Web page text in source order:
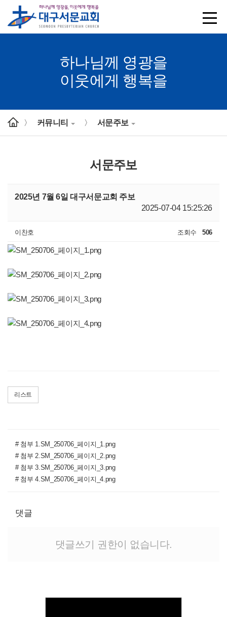
하나님께 영광을
이웃에게 행복을
> 커뮤니티 > 서문주보
서문주보
2025년 7월 6일 대구서문교회 주보
2025-07-04 15:25:26
이찬호 조회수 506
리스트
# 첨부 1.SM_250706_페이지_1.png
# 첨부 2.SM_250706_페이지_2.png
# 첨부 3.SM_250706_페이지_3.png
# 첨부 4.SM_250706_페이지_4.png
댓글
댓글쓰기 권한이 없습니다.